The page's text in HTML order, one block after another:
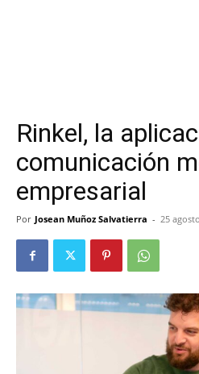
Rinkel, la
comunicación
empresarial
Por Josean Muñoz Salvatierra - 25